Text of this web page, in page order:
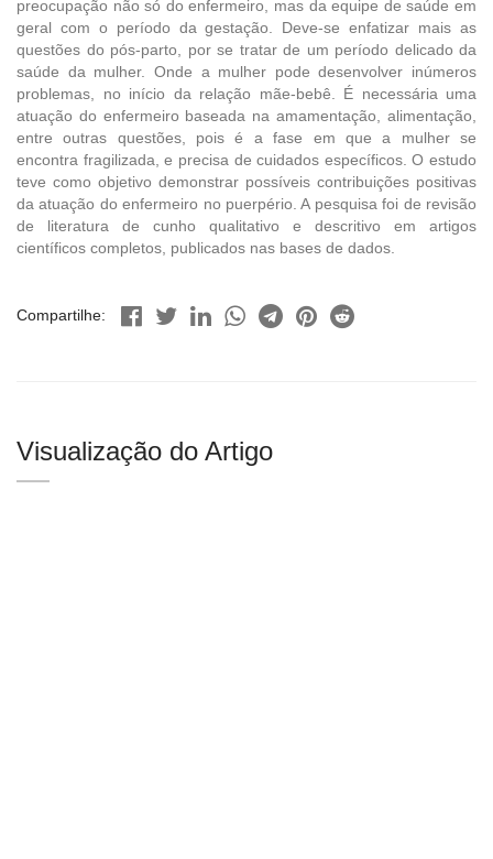
preocupação não só do enfermeiro, mas da equipe de saúde em
geral com o período da gestação. Deve-se enfatizar mais as
questões do pós-parto, por se tratar de um período delicado da
saúde da mulher. Onde a mulher pode desenvolver inúmeros
problemas, no início da relação mãe-bebê. É necessária uma
atuação do enfermeiro baseada na amamentação, alimentação,
entre outras questões, pois é a fase em que a mulher se
encontra fragilizada, e precisa de cuidados específicos. O estudo
teve como objetivo demonstrar possíveis contribuições positivas
da atuação do enfermeiro no puerpério. A pesquisa foi de revisão
de literatura de cunho qualitativo e descritivo em artigos
científicos completos, publicados nas bases de dados.
Compartilhe:
Visualização do Artigo